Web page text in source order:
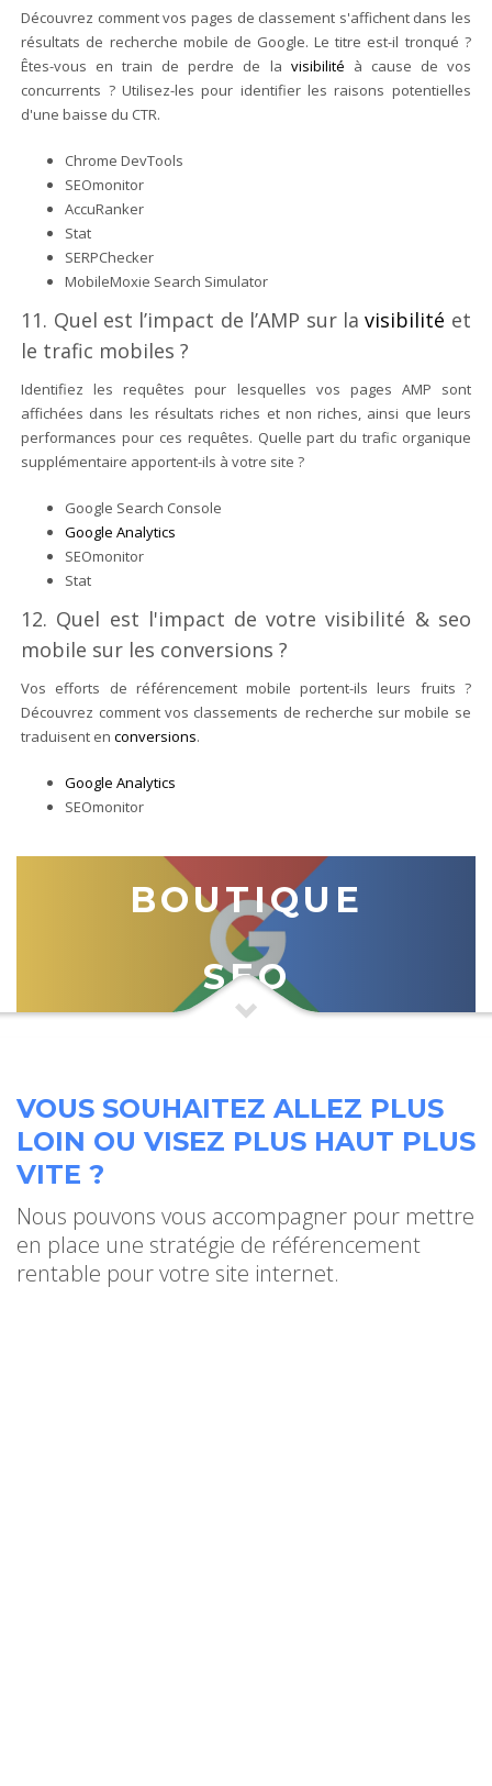
Découvrez comment vos pages de classement s'affichent dans les
résultats de recherche mobile de Google. Le titre est-il tronqué ?
Êtes-vous en train de perdre de la visibilité à cause de vos
concurrents ? Utilisez-les pour identifier les raisons potentielles
d'une baisse du CTR.
Chrome DevTools
SEOmonitor
AccuRanker
Stat
SERPChecker
MobileMoxie Search Simulator
11. Quel est l’impact de l’AMP sur lavisibilité et
le trafic mobiles ?
Identifiez les requêtes pour lesquelles vos pages AMP sont
affichées dans les résultats riches et non riches, ainsi que leurs
performances pour ces requêtes. Quelle part du trafic organique
supplémentaire apportent-ils à votre site ?
Google Search Console
Google Analytics
SEOmonitor
Stat
12. Quel est l'impact de votre visibilité & seo
mobile sur les conversions ?
Vos efforts de référencement mobile portent-ils leurs fruits ?
Découvrez comment vos classements de recherche sur mobile se
traduisent enconversions.
Google Analytics
SEOmonitor
BOUTIQUE
SEO
VOUS SOUHAITEZ ALLEZ PLUS
LOIN OU VISEZ PLUS HAUT PLUS
VITE ?
Nous pouvons vous accompagner pour mettre
en place une stratégie de référencement
rentable pour votre site internet.